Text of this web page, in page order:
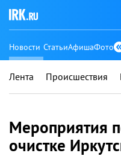
Новости СтатьиАфишаФото
Лента Происшествия
Мероприятия
очистке